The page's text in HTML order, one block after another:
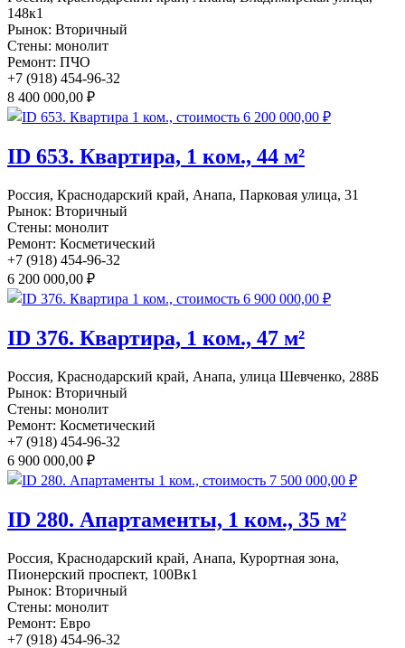
148к1
Рынок: Вторичный
Стены: монолит
Ремонт: ПЧО
+7 (918) 454-96-32
8 400 000,00 ₽
ID 653. Квартира, 1 ком., 44 м²
Россия, Краснодарский край, Анапа, Парковая улица, 31
Рынок: Вторичный
Стены: монолит
Ремонт: Косметический
+7 (918) 454-96-32
6 200 000,00 ₽
ID 376. Квартира, 1 ком., 47 м²
Россия, Краснодарский край, Анапа, улица Шевченко, 288Б
Рынок: Вторичный
Стены: монолит
Ремонт: Косметический
+7 (918) 454-96-32
6 900 000,00 ₽
ID 280. Апартаменты, 1 ком., 35 м²
Россия, Краснодарский край, Анапа, Курортная зона,
Пионерский проспект, 100Вк1
Рынок: Вторичный
Стены: монолит
Ремонт: Евро
+7 (918) 454-96-32